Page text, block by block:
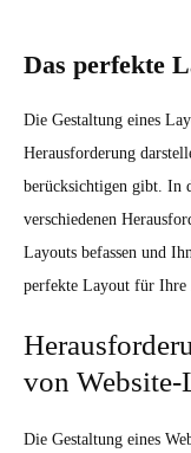
Das perfekte
Die Gestaltung eines
Herausforderung
berücksichtigen gibt. In
verschiedenen
Layouts befassen und
perfekte Layout für Ihre
von Website-
Die Gestaltung eines